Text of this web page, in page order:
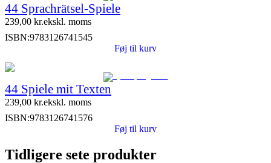
44 Sprachrätsel-Spiele
239,00 kr.ekskl. moms
ISBN:9783126741545
Føj til kurv
44 Spiele mit Texten
239,00 kr.ekskl. moms
ISBN:9783126741576
Føj til kurv
Tidligere sete produkter